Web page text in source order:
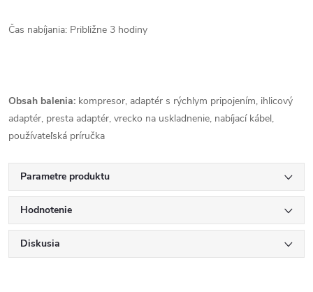
Čas nabíjania: Približne 3 hodiny
Obsah balenia: kompresor, adaptér s rýchlym pripojením, ihlicový
adaptér, presta adaptér, vrecko na uskladnenie, nabíjací kábel,
používateľská príručka
Parametre produktu
Hodnotenie
Diskusia